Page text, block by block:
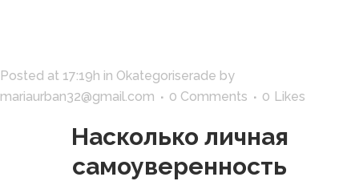
Posted at 17:19h in Okategoriserade by
mariaurban32@gmail.com
0 Comments 0 Likes
Насколько личная
самоуверенность